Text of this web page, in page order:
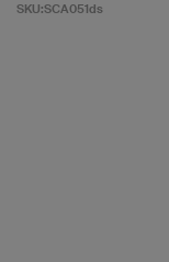
SKU:SCA051ds